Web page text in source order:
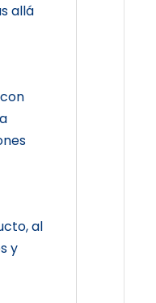
allá
al
y